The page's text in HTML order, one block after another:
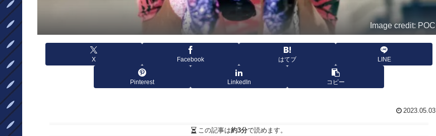
Image credit: POC
X Facebook はてブ LINE
Pinterest LinkedIn コピー
2023.05.03
この記事は約3分で読めます。